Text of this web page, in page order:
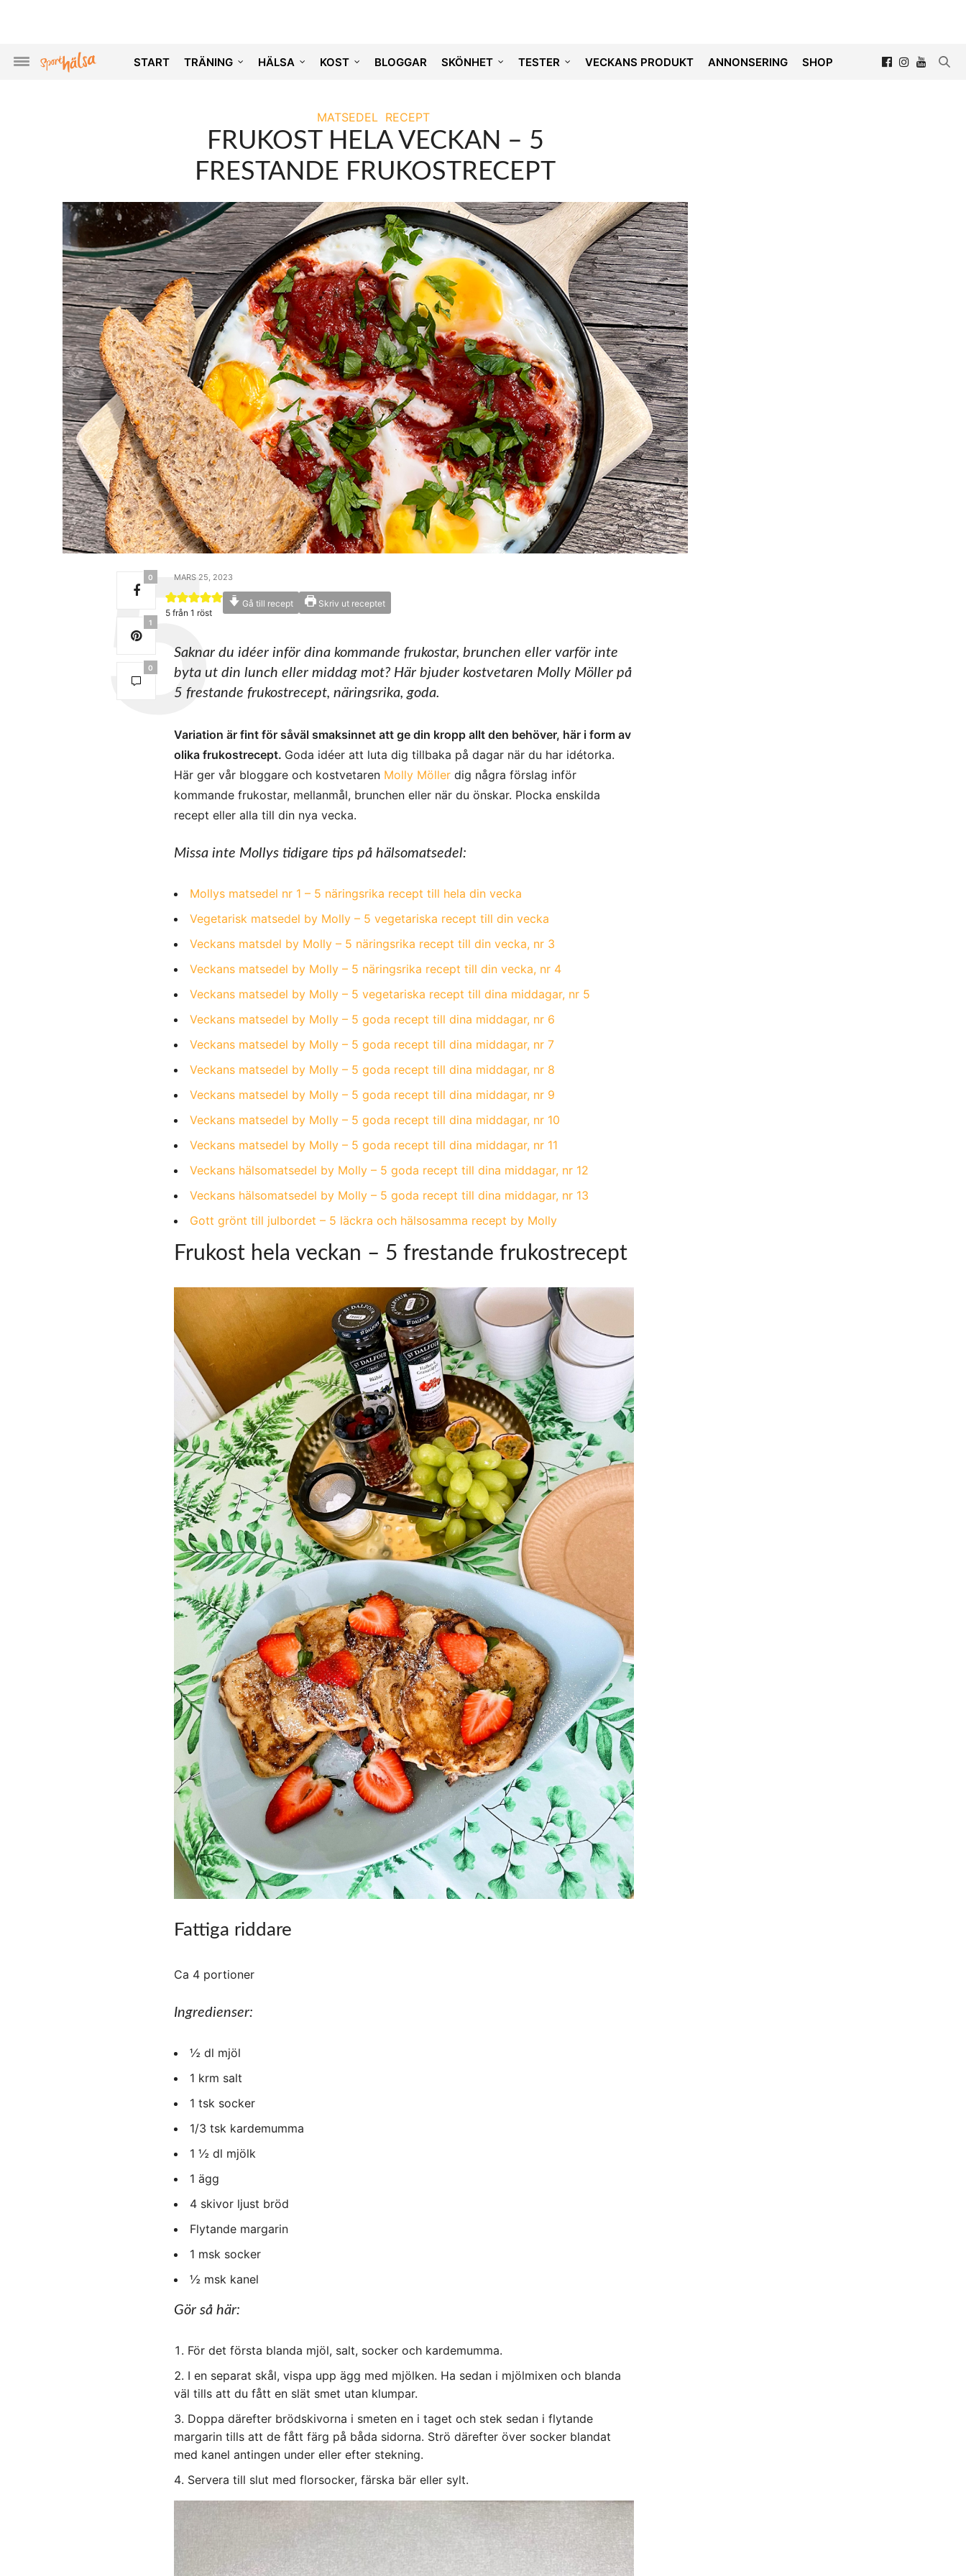
START TRÄNING HÄLSA KOST BLOGGAR SKÖNHET TESTER VECKANS PRODUKT ANNONSERING SHOP
MATSEDEL RECEPT
FRUKOST HELA VECKAN – 5
FRESTANDE FRUKOSTRECEPT
0
1
0
MARS 25, 2023
5 från 1 röst
Gå till recept Skriv ut receptet
Saknar du idéer inför dina kommande frukostar, brunchen eller varför inte
byta ut din lunch eller middag mot? Här bjuder kostvetaren Molly Möller på
5 frestande frukostrecept, näringsrika, goda.
Variation är fint för såväl smaksinnet att ge din kropp allt den behöver, här i form av
olika frukostrecept. Goda idéer att luta dig tillbaka på dagar när du har idétorka.
Här ger vår bloggare och kostvetaren Molly Möller dig några förslag inför
kommande frukostar, mellanmål, brunchen eller när du önskar. Plocka enskilda
recept eller alla till din nya vecka.
Missa inte Mollys tidigare tips på hälsomatsedel:
Mollys matsedel nr 1 – 5 näringsrika recept till hela din vecka
Vegetarisk matsedel by Molly – 5 vegetariska recept till din vecka
Veckans matsdel by Molly – 5 näringsrika recept till din vecka, nr 3
Veckans matsedel by Molly – 5 näringsrika recept till din vecka, nr 4
Veckans matsedel by Molly – 5 vegetariska recept till dina middagar, nr 5
Veckans matsedel by Molly – 5 goda recept till dina middagar, nr 6
Veckans matsedel by Molly – 5 goda recept till dina middagar, nr 7
Veckans matsedel by Molly – 5 goda recept till dina middagar, nr 8
Veckans matsedel by Molly – 5 goda recept till dina middagar, nr 9
Veckans matsedel by Molly – 5 goda recept till dina middagar, nr 10
Veckans matsedel by Molly – 5 goda recept till dina middagar, nr 11
Veckans hälsomatsedel by Molly – 5 goda recept till dina middagar, nr 12
Veckans hälsomatsedel by Molly – 5 goda recept till dina middagar, nr 13
Gott grönt till julbordet – 5 läckra och hälsosamma recept by Molly
Frukost hela veckan – 5 frestande frukostrecept
Fattiga riddare
Ca 4 portioner
Ingredienser:
½ dl mjöl
1 krm salt
1 tsk socker
1/3 tsk kardemumma
1 ½ dl mjölk
1 ägg
4 skivor ljust bröd
Flytande margarin
1 msk socker
½ msk kanel
Gör så här:
För det första blanda mjöl, salt, socker och kardemumma.
I en separat skål, vispa upp ägg med mjölken. Ha sedan i mjölmixen och blanda
väl tills att du fått en slät smet utan klumpar.
Doppa därefter brödskivorna i smeten en i taget och stek sedan i flytande
margarin tills att de fått färg på båda sidorna. Strö därefter över socker blandat
med kanel antingen under eller efter stekning.
Servera till slut med florsocker, färska bär eller sylt.